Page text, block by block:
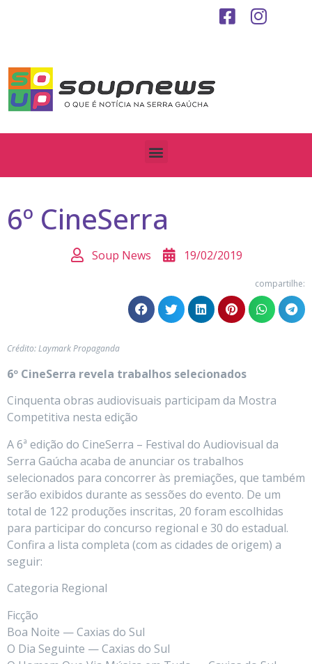
6º CineSerra
Soup News 19/02/2019
compartilhe:
Crédito: Laymark Propaganda
6º CineSerra revela trabalhos selecionados
Cinquenta obras audiovisuais participam da Mostra
Competitiva nesta edição
A 6ª edição do CineSerra – Festival do Audiovisual da
Serra Gaúcha acaba de anunciar os trabalhos
selecionados para concorrer às premiações, que também
serão exibidos durante as sessões do evento. De um
total de 122 produções inscritas, 20 foram escolhidas
para participar do concurso regional e 30 do estadual.
Confira a lista completa (com as cidades de origem) a
seguir:
Categoria Regional
Ficção
Boa Noite — Caxias do Sul
O Dia Seguinte — Caxias do Sul